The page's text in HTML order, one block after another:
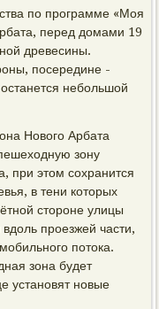
по программе «Моя
перед домами 19
древесины.
посередине -
небольшой
Нового Арбата
зону
при этом сохранится
в тени которых
стороне улицы
проезжей части,
потока.
зона будет
установят новые